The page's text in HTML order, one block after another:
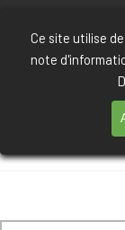
Ce site utilise
note